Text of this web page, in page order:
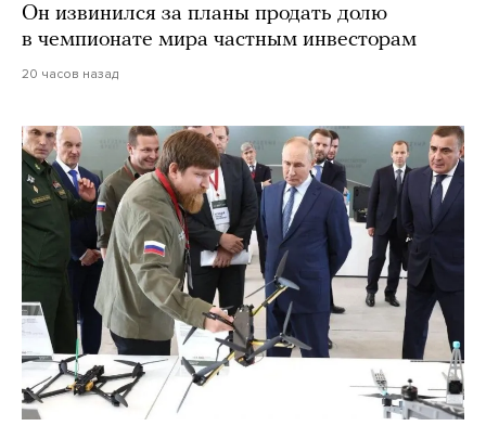
Он извинился за планы продать долю
в чемпионате мира частным инвесторам
20 часов назад